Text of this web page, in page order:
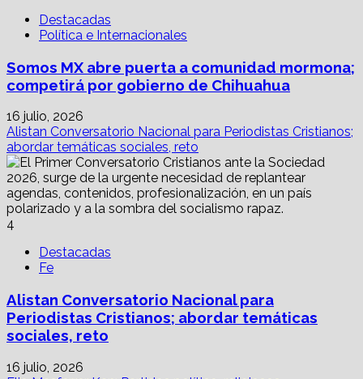
Destacadas
Política e Internacionales
Somos MX abre puerta a comunidad mormona;
competirá por gobierno de Chihuahua
16 julio, 2026
Alistan Conversatorio Nacional para Periodistas Cristianos;
abordar temáticas sociales, reto
4
Destacadas
Fe
Alistan Conversatorio Nacional para
Periodistas Cristianos; abordar temáticas
sociales, reto
16 julio, 2026